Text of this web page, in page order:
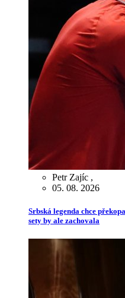
Petr Zajíc ,
05. 08. 2026
Srbská legenda chce
sety by ale zachovala